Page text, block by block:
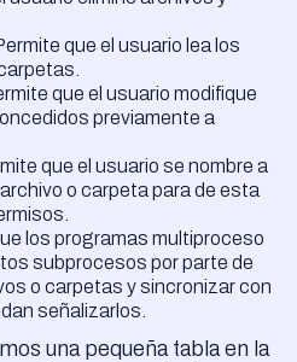
que el usuario lea los
que el usuario modifique
previamente a
que el usuario se nombre a
o carpeta para de esta
los programas multiproceso
subprocesos por parte de
o carpetas y sincronizar con
señalizarlos.
una pequeña tabla en la